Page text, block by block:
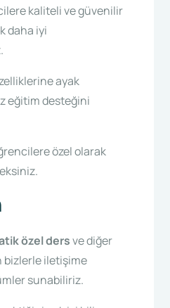
kaliteli ve güvenilir
daha iyi
ayak
eğitim desteğini
özel olarak
özel dersve diğer
bizlerle iletişime
sunabiliriz.